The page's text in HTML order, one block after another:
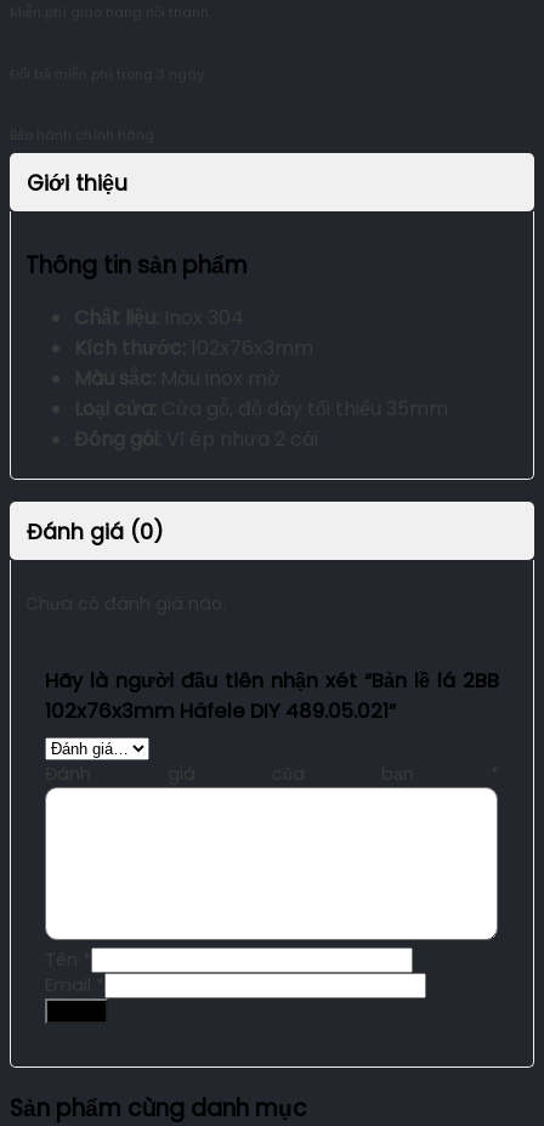
Giới thiệu
Thông tin sản phẩm
Chất liệu:
Inox 304
Kích thước:
102x76x3mm
Màu sắc:
Màu inox mờ
Loại cửa: Cửa gỗ, độ dày tối thiểu 35mm
Đóng gói:
Vĩ ép nhựa 2 cái
Đánh giá (0)
Chưa có đánh giá nào.
Hãy là người đầu tiên nhận xét “Bản lề lá 2BB
102x76x3mm Häfele DIY 489.05.021”
Đánh giá của bạn
Tên
Sản phẩm cùng danh mục